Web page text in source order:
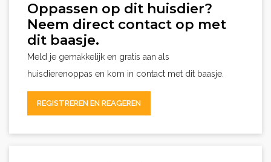
Oppassen op dit huisdier?
Neem direct contact op met
dit baasje.
Meld je gemakkelijk en gratis aan als
huisdierenoppas en kom in contact met dit baasje.
REGISTREREN EN REAGEREN